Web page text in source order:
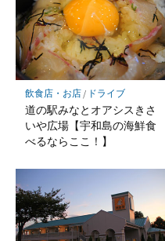
飲食店・お店/ ドライブ
道の駅みなとオアシスきさ
いや広場【宇和島の海鮮食
べるならここ！】